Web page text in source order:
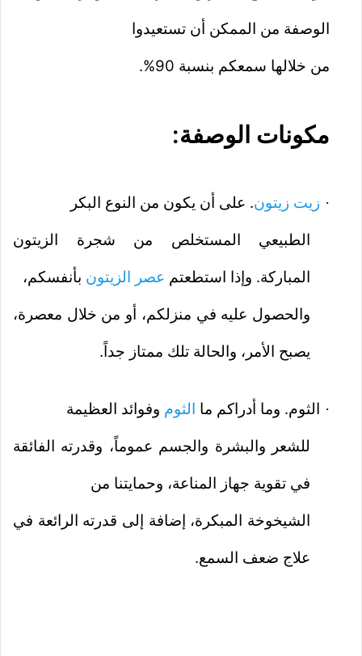
الوصفة من الممكن أن تستعيدوا
من خلالها سمعكم بنسبة 90%.
مكونات الوصفة:
· زيت زيتون. على أن يكون من النوع البكر
الطبيعي المستخلص من شجرة الزيتون
المباركة. وإذا استطعتم عصر الزيتون بأنفسكم،
والحصول عليه في منزلكم، أو من خلال معصرة،
يصبح الأمر، والحالة تلك ممتاز جداً.
· الثوم. وما أدراكم ما الثوم وفوائد العظيمة
للشعر والبشرة والجسم عموماً، وقدرته الفائقة
في تقوية جهاز المناعة، وحمايتنا من
الشيخوخة المبكرة، إضافة إلى قدرته الرائعة في
علاج ضعف السمع.